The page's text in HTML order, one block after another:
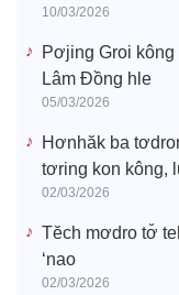
10/03/2026
Pơjing Groi
Lâm Đồng hle
05/03/2026
Hơnhăk ba
tơring kon kông,
02/03/2026
Tĕch mơdro tơ̆
‘nao
02/03/2026